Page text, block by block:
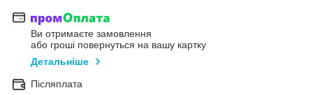
Ви отримаєте замовлення
або гроші повернуться на вашу картку
Детальніше
Післяплата